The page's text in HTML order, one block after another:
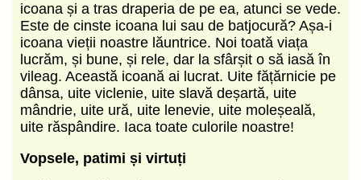
icoana și a tras draperia de pe ea, atunci se vede.
Este de cinste icoana lui sau de batjocură? Așa-i
icoana vieții noastre lăuntrice. Noi toată viața
lucrăm, și bune, și rele, dar la sfârșit o să iasă în
vileag. Această icoană ai lucrat. Uite fățărnicie pe
dânsa, uite viclenie, uite slavă deșartă, uite
mândrie, uite ură, uite lenevie, uite moleșeală,
uite răspândire. Iaca toate culorile noastre!
Vopsele, patimi și virtuți